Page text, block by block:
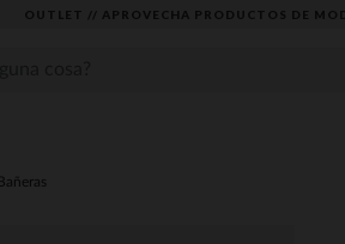
OUTLET // APROVECHA PRODUCTOS DE
Bañeras